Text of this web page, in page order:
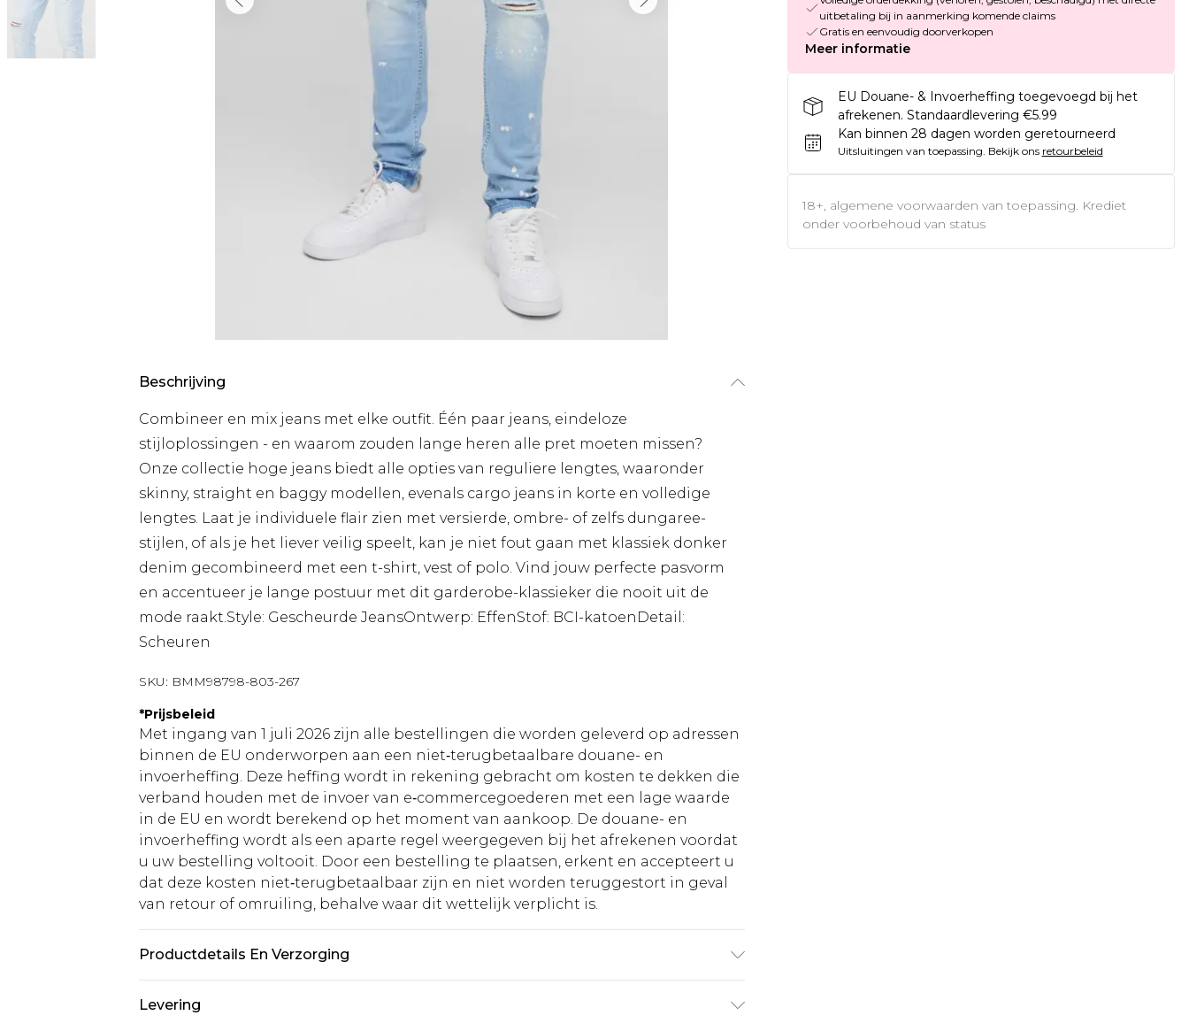
Beschrijving
Combineer en mix jeans met elke outfit. Één paar jeans, eindeloze
stijloplossingen - en waarom zouden lange heren alle pret moeten missen?
Onze collectie hoge jeans biedt alle opties van reguliere lengtes, waaronder
skinny, straight en baggy modellen, evenals cargo jeans in korte en volledige
lengtes. Laat je individuele flair zien met versierde, ombre- of zelfs dungaree-
stijlen, of als je het liever veilig speelt, kan je niet fout gaan met klassiek donker
denim gecombineerd met een t-shirt, vest of polo. Vind jouw perfecte pasvorm
en accentueer je lange postuur met dit garderobe-klassieker die nooit uit de
mode raakt.Style: Gescheurde JeansOntwerp: EffenStof: BCI-katoenDetail:
Scheuren
SKU: BMM98798-803-267
*Prijsbeleid
Met ingang van 1 juli 2026 zijn alle bestellingen die worden geleverd op adressen
binnen de EU onderworpen aan een niet‑terugbetaalbare douane- en
invoerheffing. Deze heffing wordt in rekening gebracht om kosten te dekken die
verband houden met de invoer van e‑commercegoederen met een lage waarde
in de EU en wordt berekend op het moment van aankoop. De douane- en
invoerheffing wordt als een aparte regel weergegeven bij het afrekenen voordat
u uw bestelling voltooit. Door een bestelling te plaatsen, erkent en accepteert u
dat deze kosten niet‑terugbetaalbaar zijn en niet worden teruggestort in geval
van retour of omruiling, behalve waar dit wettelijk verplicht is.
Productdetails En Verzorging
Levering
uitbetaling bij in aanmerking komende claims
Gratis en eenvoudig doorverkopen
Meer informatie
EU Douane- & Invoerheffing toegevoegd bij het
afrekenen. Standaardlevering €5.99
Kan binnen 28 dagen worden geretourneerd
Uitsluitingen van toepassing. Bekijk ons retourbeleid
18+, algemene voorwaarden van toepassing. Krediet
onder voorbehoud van status